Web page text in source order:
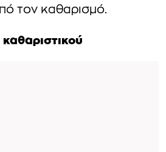
τον καθαρισμό.